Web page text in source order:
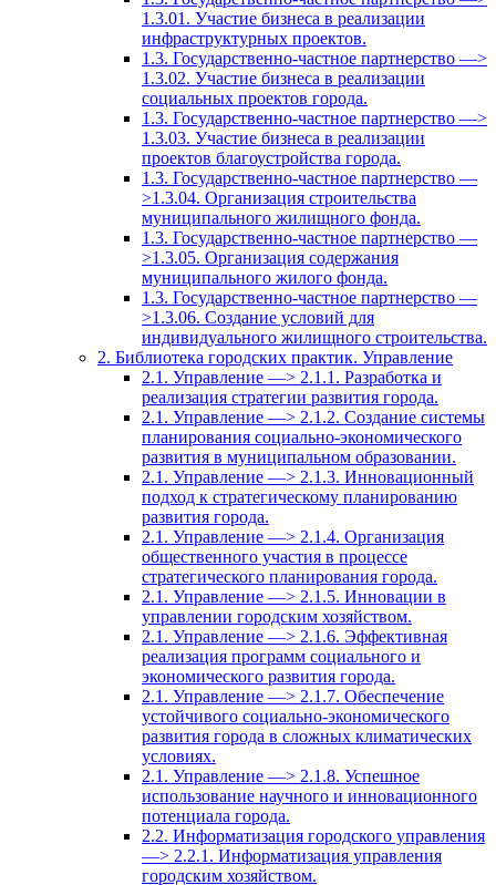
1.3.01. Участие бизнеса в реализации
инфраструктурных проектов.
1.3. Государственно-частное партнерство —>
1.3.02. Участие бизнеса в реализации
социальных проектов города.
1.3. Государственно-частное партнерство —>
1.3.03. Участие бизнеса в реализации
проектов благоустройства города.
1.3. Государственно-частное партнерство —
>1.3.04. Организация строительства
муниципального жилищного фонда.
1.3. Государственно-частное партнерство —
>1.3.05. Организация содержания
муниципального жилого фонда.
1.3. Государственно-частное партнерство —
>1.3.06. Создание условий для
индивидуального жилищного строительства.
2. Библиотека городских практик. Управление
2.1. Управление —> 2.1.1. Разработка и
реализация стратегии развития города.
2.1. Управление —> 2.1.2. Создание системы
планирования социально-экономического
развития в муниципальном образовании.
2.1. Управление —> 2.1.3. Инновационный
подход к стратегическому планированию
развития города.
2.1. Управление —> 2.1.4. Организация
общественного участия в процессе
стратегического планирования города.
2.1. Управление —> 2.1.5. Инновации в
управлении городским хозяйством.
2.1. Управление —> 2.1.6. Эффективная
реализация программ социального и
экономического развития города.
2.1. Управление —> 2.1.7. Обеспечение
устойчивого социально-экономического
развития города в сложных климатических
условиях.
2.1. Управление —> 2.1.8. Успешное
использование научного и инновационного
потенциала города.
2.2. Информатизация городского управления
—> 2.2.1. Информатизация управления
городским хозяйством.